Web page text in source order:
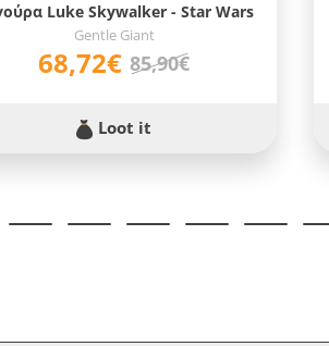
Luke Skywalker - Star Wars
Gentle Giant
68,72€ 85,90€
Loot it